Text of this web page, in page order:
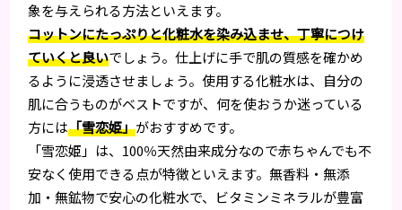
象を与えられる方法といえます。
コットンにたっぷりと化粧水を染み込ませ、丁寧につけ
ていくと良いでしょう。仕上げに手で肌の質感を確かめ
るように浸透させましょう。使用する化粧水は、自分の
肌に合うものがベストですが、何を使おうか迷っている
方には「雪恋姫」がおすすめです。
「雪恋姫」は、100％天然由来成分なので赤ちゃんでも不
安なく使用できる点が特徴といえます。無香料・無添
加・無鉱物で安心の化粧水で、ビタミンミネラルが豊富